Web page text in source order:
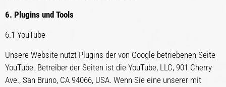
6. Plugins und Tools
6.1 YouTube
Unsere Website nutzt Plugins der von Google betriebenen Seite
YouTube. Betreiber der Seiten ist die YouTube, LLC, 901 Cherry
Ave., San Bruno, CA 94066, USA. Wenn Sie eine unserer mit